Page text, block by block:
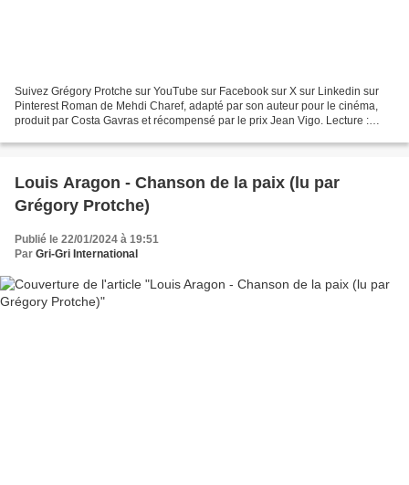
Suivez Grégory Protche sur YouTube sur Facebook sur X sur Linkedin sur
Pinterest Roman de Mehdi Charef, adapté par son auteur pour le cinéma,
produit par Costa Gavras et récompensé par le prix Jean Vigo. Lecture :
Louis Aragon - Chanson de la paix (lu par
Grégory Protche)
Publié le 22/01/2024 à 19:51
Par Gri-Gri International